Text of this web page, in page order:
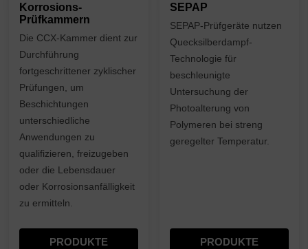
Korrosions-
Prüfkammern
Die CCX-Kammer dient zur
Durchführung
fortgeschrittener zyklischer
Prüfungen, um
Beschichtungen
unterschiedliche
Anwendungen zu
qualifizieren, freizugeben
oder die Lebensdauer
oder Korrosionsanfälligkeit
zu ermitteln.
PRODUKTE
SEPAP
SEPAP-Prüfgeräte nutzen
Quecksilberdampf-
Technologie für
beschleunigte
Untersuchung der
Photoalterung von
Polymeren bei streng
geregelter Temperatur.
PRODUKTE